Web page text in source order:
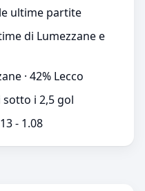
ultime partite
di Lumezzane e
· 42% Lecco
i 2,5 gol
- 1.08